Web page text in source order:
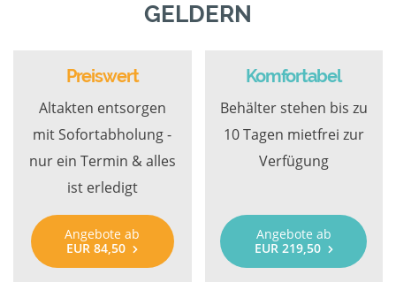
GELDERN
Preiswert
Altakten entsorgen
mit Sofortabholung -
nur ein Termin & alles
ist erledigt
Angebote ab
EUR 84,50
Komfortabel
Behälter stehen bis zu
10 Tagen mietfrei zur
Verfügung
Angebote ab
EUR 219,50